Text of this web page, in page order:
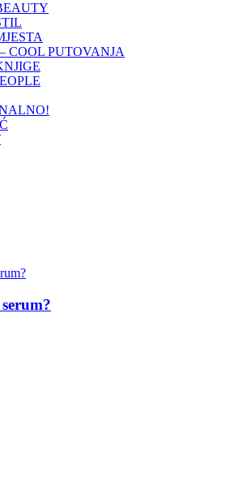
COOL PUTOVANJA